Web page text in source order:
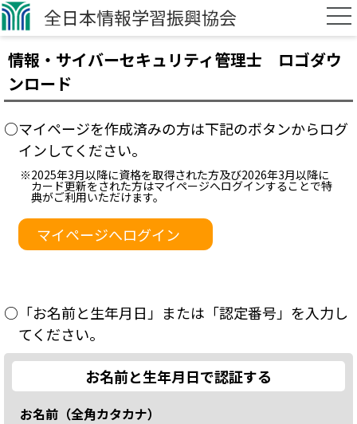
全日本情報学習振興協会
情報・サイバーセキュリティ管理士 ロゴダウ
ンロード
○マイページを作成済みの方は下記のボタンからログ
インしてください。
※2025年3月以降に資格を取得された方及び2026年3月以降に
カード更新をされた方はマイページへログインすることで特
典がご利用いただけます。
マイページへログイン
○「お名前と生年月日」または「認定番号」を入力し
てください。
お名前と生年月日で認証する
お名前（全角カタカナ）